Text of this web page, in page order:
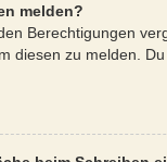
melden?
Berechtigungen
diesen zu melden.